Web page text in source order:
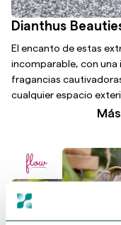
Dianthus
El encanto de estas
incomparable, con
fragancias
cualquier espacio